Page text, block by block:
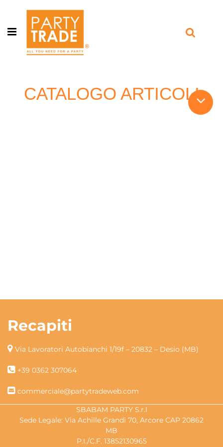
Open menu
CATALOGO ARTICOLI
Recapiti
Via Lavoratori Autobianchi 1/19f – 20832 – Desio (MB)
+39 0362 307064
commerciale@partytradeweb.com
SBABAM PARTY S.r.l
Sede Legale: Via Achille Grandi 70, Arcore CAP 20862
MB
P.I./C.F. 13852130965